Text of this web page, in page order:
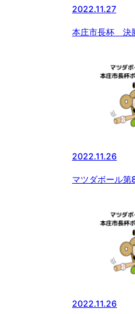
2022.11.27
本庄市長杯 決
2022.11.26
マツダボール第
2022.11.26